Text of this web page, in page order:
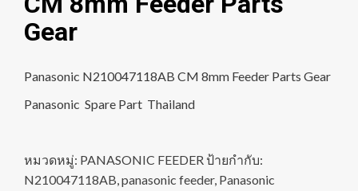
Gear
Panasonic N210047118AB CM 8mm Feeder Parts Gear
Panasonic Spare Part Thailand
หมวดหมู่: PANASONIC FEEDERป้ายกำกับ:
N210047118AB,panasonic feeder, Panasonic